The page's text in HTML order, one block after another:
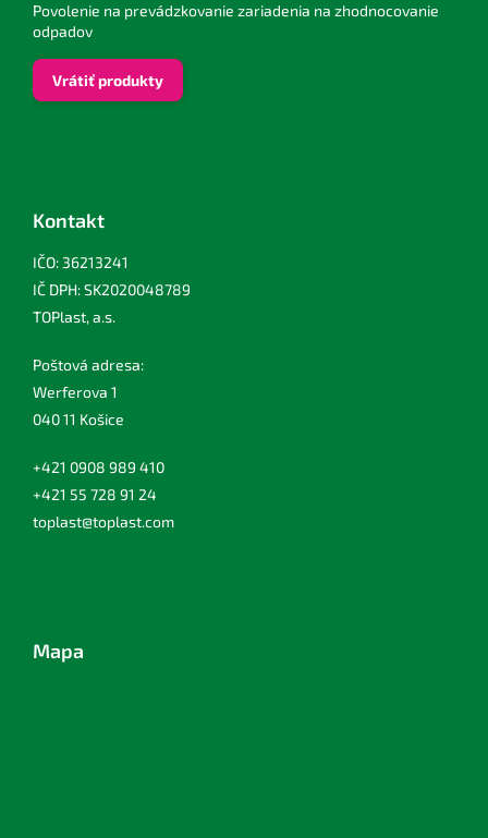
Povolenie na prevádzkovanie zariadenia na zhodnocovanie
odpadov
Vrátiť produkty
Kontakt
IČO: 36213241
IČ DPH: SK2020048789
TOPlast, a.s.
Poštová adresa:
Werferova 1
040 11 Košice
+421 0908 989 410
+421 55 728 91 24
toplast@toplast.com
Mapa